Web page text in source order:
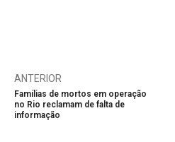
ANTERIOR
Famílias de mortos em operação
no Rio reclamam de falta de
informação